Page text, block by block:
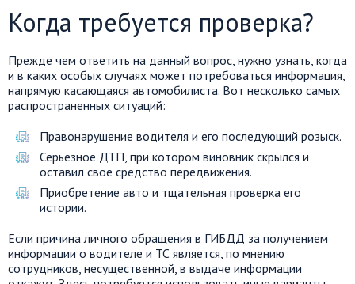
Когда требуется проверка?
Прежде чем ответить на данный вопрос, нужно узнать, когда
и в каких особых случаях может потребоваться информация,
напрямую касающаяся автомобилиста. Вот несколько самых
распространенных ситуаций:
Правонарушение водителя и его последующий розыск.
Серьезное ДТП, при котором виновник скрылся и
оставил свое средство передвижения.
Приобретение авто и тщательная проверка его
истории.
Если причина личного обращения в ГИБДД за получением
информации о водителе и ТС является, по мнению
сотрудников, несущественной, в выдаче информации